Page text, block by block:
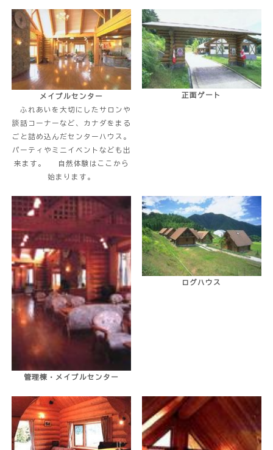
メイプルセンター
ふれあいを大切にしたサロンや
談話コーナーなど、カナダをまる
ごと詰め込んだセンターハウス。
パーティやミニイベントなども出
来ます。 自然体験はここから
始まります。
正面ゲート
管理棟・メイプルセンター
ログハウス